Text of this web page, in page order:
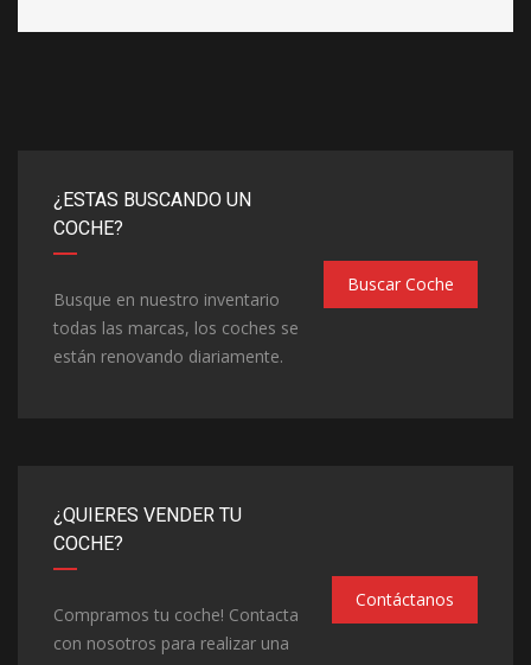
¿ESTAS BUSCANDO UN
COCHE?
Busque en nuestro inventario
todas las marcas, los coches se
están renovando diariamente.
Buscar Coche
¿QUIERES VENDER TU
COCHE?
Compramos tu coche! Contacta
con nosotros para realizar una
Contáctanos